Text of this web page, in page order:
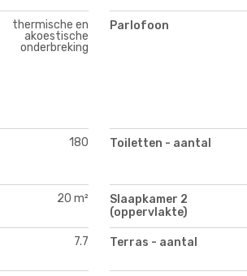
thermische en
akoestische
onderbreking
Parlofoon
180 Toiletten - aantal
20 m²
Slaapkamer 2
(oppervlakte)
7.7 Terras - aantal